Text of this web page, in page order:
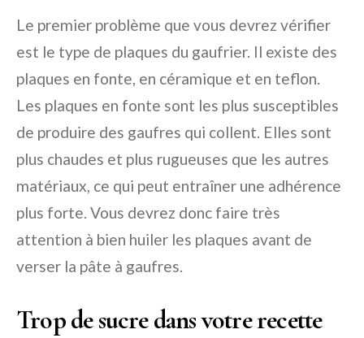
Le premier problème que vous devrez vérifier
est le type de plaques du gaufrier. Il existe des
plaques en fonte, en céramique et en teflon.
Les plaques en fonte sont les plus susceptibles
de produire des gaufres qui collent. Elles sont
plus chaudes et plus rugueuses que les autres
matériaux, ce qui peut entraîner une adhérence
plus forte. Vous devrez donc faire très
attention à bien huiler les plaques avant de
verser la pâte à gaufres.
Trop de sucre dans votre recette